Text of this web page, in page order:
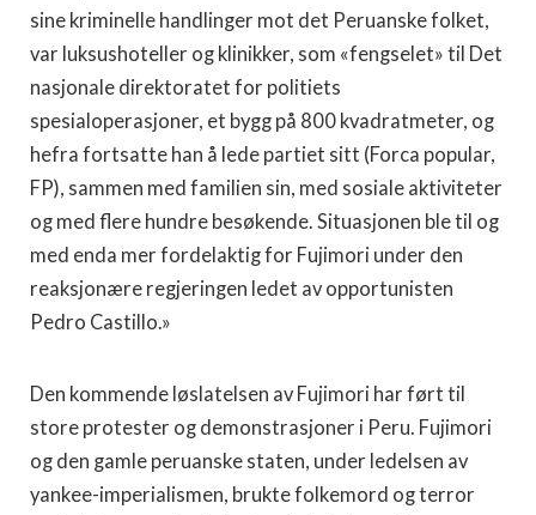
sine kriminelle handlinger mot det Peruanske folket,
var luksushoteller og klinikker, som «fengselet» til Det
nasjonale direktoratet for politiets
spesialoperasjoner, et bygg på 800 kvadratmeter, og
hefra fortsatte han å lede partiet sitt (Forca popular,
FP), sammen med familien sin, med sosiale aktiviteter
og med flere hundre besøkende. Situasjonen ble til og
med enda mer fordelaktig for Fujimori under den
reaksjonære regjeringen ledet av opportunisten
Pedro Castillo.»
Den kommende løslatelsen av Fujimori har ført til
store protester og demonstrasjoner i Peru. Fujimori
og den gamle peruanske staten, under ledelsen av
yankee-imperialismen, brukte folkemord og terror